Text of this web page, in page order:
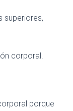
superiores,
corporal.
porque